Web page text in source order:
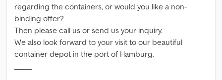
regarding the containers, or would you like a non-
binding offer?
Then please call us or send us your inquiry.
We also look forward to your visit to our beautiful
container depot in the port of Hamburg.